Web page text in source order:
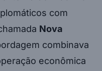
com
Nova
combinava
econômica